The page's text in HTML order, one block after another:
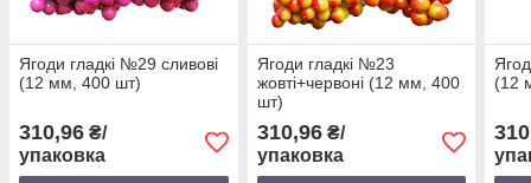
Ягоди гладкі №29 сливові
(12 мм, 400 шт)
310,96 ₴/
упаковка
Ягоди гладкі №23
жовті+червоні (12 мм, 400
шт)
310,96₴/
упаковка
(12